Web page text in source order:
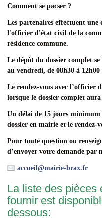
Comment se pacser ?
Les partenaires effectuent
l'officier d'état civil de la
résidence commune.
Le dépôt du dossier complet
au vendredi, de 08h30 à 12h00
Le rendez-vous avec l’officier
lorsque le dossier complet
Un délai de 15 jours minimum
dossier en mairie et le rendez-
Pour toute question ou
d’envoyer votre demande par
accueil@mairie-brax.fr
La liste des pièces
fournir est
dessous: